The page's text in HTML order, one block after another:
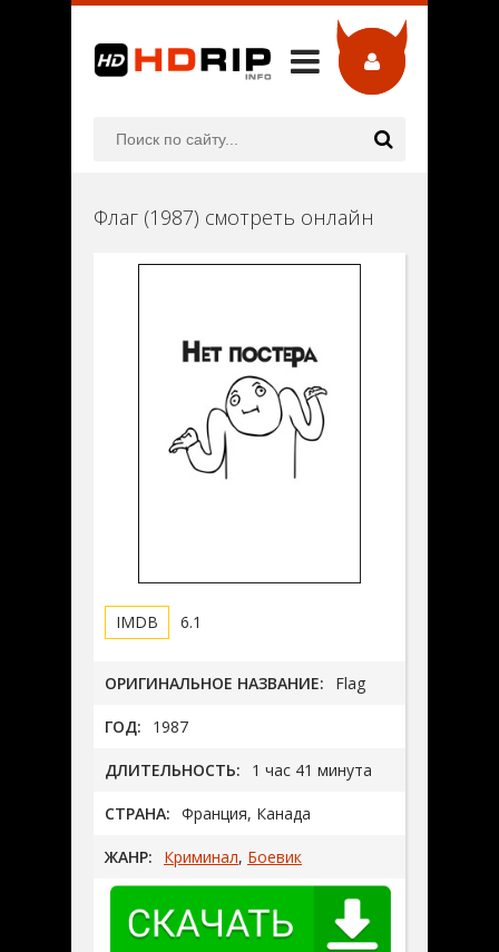
Флаг (1987) смотреть онлайн
6.1
ОРИГИНАЛЬНОЕ НАЗВАНИЕ: Flag
ГОД: 1987
ДЛИТЕЛЬНОСТЬ: 1 час 41 минута
СТРАНА: Франция, Канада
ЖАНР: Криминал, Боевик